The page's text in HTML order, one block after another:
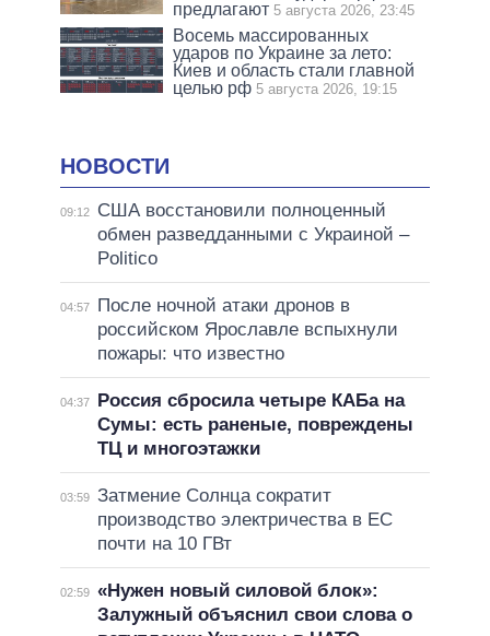
предлагают 5 августа 2026, 23:45
Восемь массированных
ударов по Украине за лето:
Киев и область стали главной
целью рф 5 августа 2026, 19:15
НОВОСТИ
09:12
США восстановили полноценный
обмен разведданными с Украиной –
Politico
04:57
После ночной атаки дронов в
российском Ярославле вспыхнули
пожары: что известно
04:37
Россия сбросила четыре КАБа на
Сумы: есть раненые, повреждены
ТЦ и многоэтажки
03:59 Затмение Солнца сократит
производство электричества в ЕС
почти на 10 ГВт
02:59 «Нужен новый силовой блок»:
Залужный объяснил свои слова о